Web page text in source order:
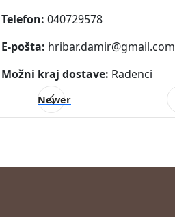
Telefon: 040729578
E-pošta: hribar.damir@gmail.com
Možni kraj dostave: Radenci
Newer